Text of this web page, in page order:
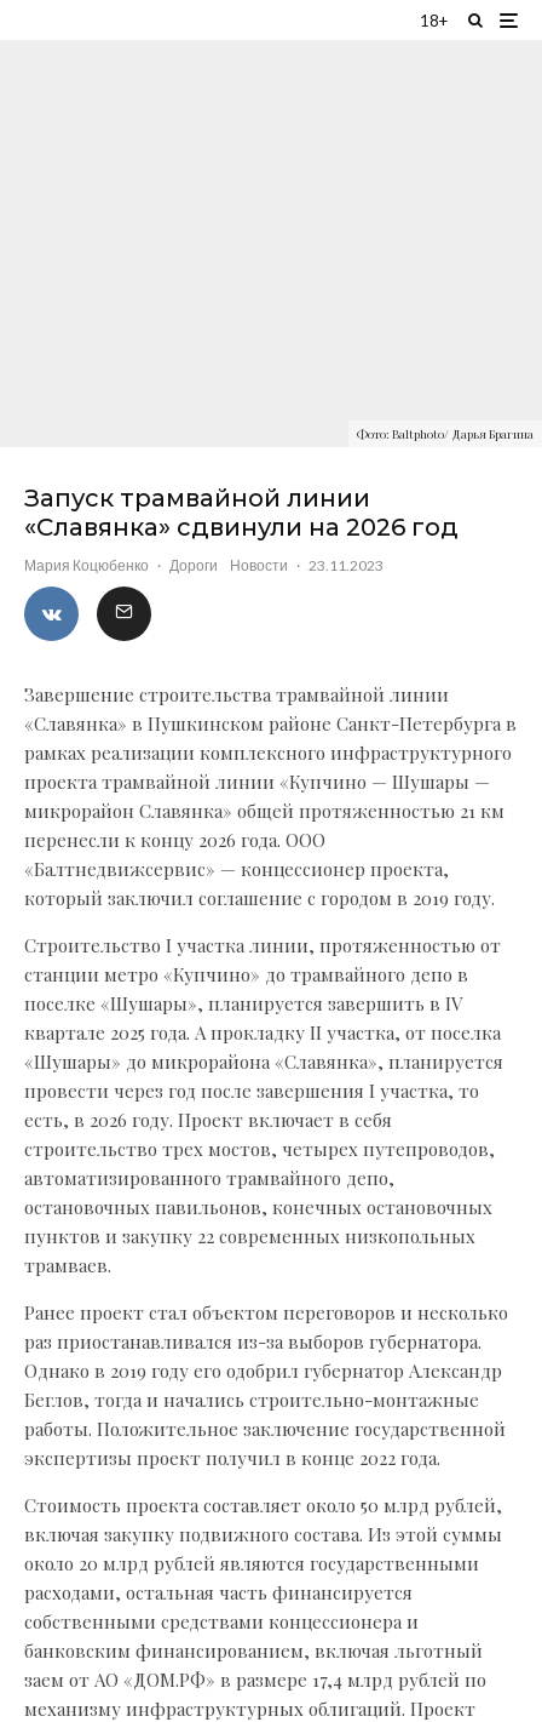
18+
Фото: Baltphoto/ Дарья Брагина
Запуск трамвайной линии
«Славянка» сдвинули на 2026 год
Мария Коцюбенко · Дороги Новости · 23.11.2023
Завершение строительства трамвайной линии
«Славянка» в Пушкинском районе Санкт-Петербурга в
рамках реализации комплексного инфраструктурного
проекта трамвайной линии «Купчино — Шушары —
микрорайон Славянка» общей протяженностью 21 км
перенесли к концу 2026 года. ООО
«Балтнедвижсервис» — концессионер проекта,
который заключил соглашение с городом в 2019 году.
Строительство I участка линии, протяженностью от
станции метро «Купчино» до трамвайного депо в
поселке «Шушары», планируется завершить в IV
квартале 2025 года. А прокладку II участка, от поселка
«Шушары» до микрорайона «Славянка», планируется
провести через год после завершения I участка, то
есть, в 2026 году. Проект включает в себя
строительство трех мостов, четырех путепроводов,
автоматизированного трамвайного депо,
остановочных павильонов, конечных остановочных
пунктов и закупку 22 современных низкопольных
трамваев.
Ранее проект стал объектом переговоров и несколько
раз приостанавливался из-за выборов губернатора.
Однако в 2019 году его одобрил губернатор Александр
Беглов, тогда и начались строительно-монтажные
работы. Положительное заключение государственной
экспертизы проект получил в конце 2022 года.
Стоимость проекта составляет около 50 млрд рублей,
включая закупку подвижного состава. Из этой суммы
около 20 млрд рублей являются государственными
расходами, остальная часть финансируется
собственными средствами концессионера и
банковским финансированием, включая льготный
заем от АО «ДОМ.РФ» в размере 17,4 млрд рублей по
механизму инфраструктурных облигаций. Проект